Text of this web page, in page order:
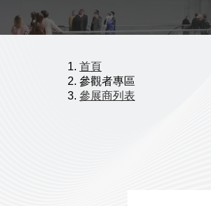
首頁
參觀者專區
參展商列表